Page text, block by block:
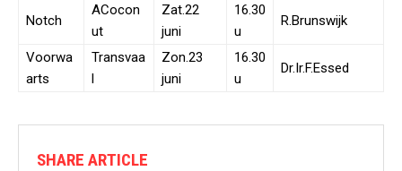
Notch
ACocon
ut
Zat.22
juni
16.30
u
R.Brunswijk
Voorwa
arts
Transvaa
l
Zon.23
juni
16.30
u
Dr.Ir.F.Essed
SHARE ARTICLE